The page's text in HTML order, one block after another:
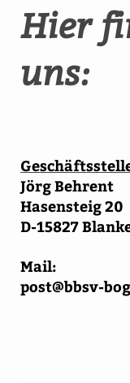
Hier
uns:
Jörg Behrent
Hasensteig 20
D-15827
Mail:
post@bbsv-